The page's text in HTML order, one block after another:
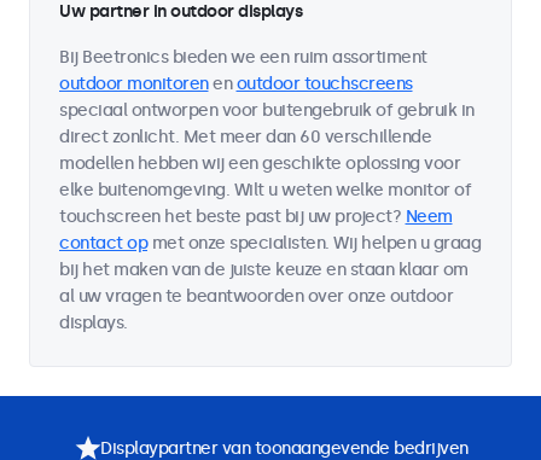
Uw partner in outdoor displays
Bij Beetronics bieden we een ruim assortiment
outdoor monitorenenoutdoor touchscreens
speciaal ontworpen voor buitengebruik of gebruik in
direct zonlicht. Met meer dan 60 verschillende
modellen hebben wij een geschikte oplossing voor
elke buitenomgeving. Wilt u weten welke monitor of
touchscreen het beste past bij uw project? Neem
contact opmet onze specialisten. Wij helpen u graag
bij het maken van de juiste keuze en staan klaar om
al uw vragen te beantwoorden over onze outdoor
displays.
Displaypartner van toonaangevende bedrijven